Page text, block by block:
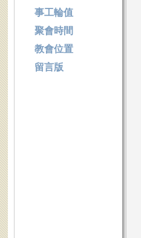
事工輪值
聚會時間
教會位置
留言版